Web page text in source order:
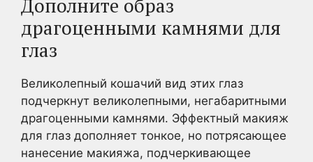
Дополните образ
драгоценными камнями для
глаз
Великолепный кошачий вид этих глаз
подчеркнут великолепными, негабаритными
драгоценными камнями. Эффектный макияж
для глаз дополняет тонкое, но потрясающее
нанесение макияжа, подчеркивающее